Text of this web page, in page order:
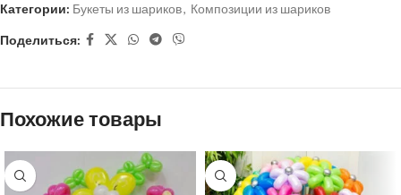
Категории: Букеты из шариков, Композиции из шариков
Поделиться:
Похожие товары